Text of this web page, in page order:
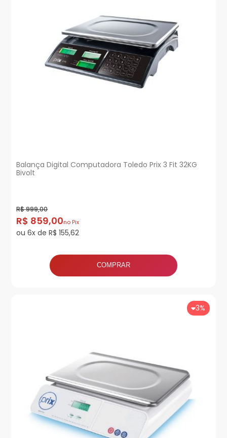
Balança Digital Computadora Toledo Prix 3 Fit 32KG
Bivolt
R$ 999,00
R$ 859,00no Pix
ou 6x de R$ 155,62
COMPRAR
3%